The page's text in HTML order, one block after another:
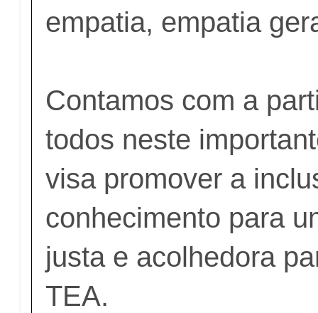
empatia, empatia
Contamos com a
todos neste
visa promover a
conhecimento para
justa e acolhedora
TEA.